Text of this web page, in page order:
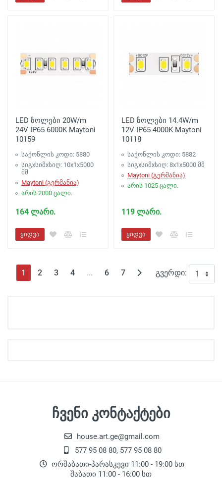
LED ზოლები 20W/m
24V IP65 6000K Maytoni
10159
საქონლის კოდი: 5880
სიგxსიმxსიღ: 10x1x5000
მმ
Maytoni (გერმანია)
არის 2000 ცალი.
164 ლარი.
ყიდვა
LED ზოლები 14.4W/m
12V IP65 4000K Maytoni
10118
საქონლის კოდი: 5882
სიგxსიმxსიღ: 8x1x5000 მმ
Maytoni (გერმანია)
არის 1025 ცალი.
119 ლარი.
ყიდვა
გვერდი:
1 (текущая)
2 3 4 ... 6 7
ჩვენი კონტაქტები
house.art.ge@gmail.com
577 95 08 80, 577 95 08 80
ორშაბათი-პარასკევი 11:00 - 19:00 სთ
შაბათი 11:00 - 16:00 სთ